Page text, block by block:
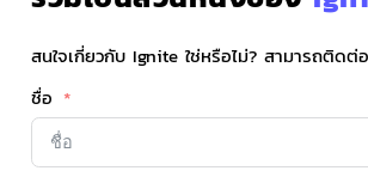
สนใจเกี่ยวกับ Ignite ใช่หรือไม่? สามารถติดต่
ชื่อ